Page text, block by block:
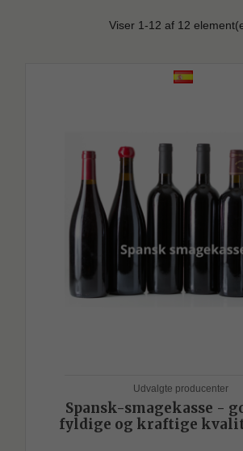
Viser 1-12 af 12
Udvalgte producenter
Spansk-smagekasse -
fyldige og kraftige